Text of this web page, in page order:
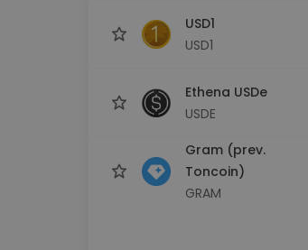
USD1
USD1
Ethena USDe
USDE
Gram (prev.
Toncoin)
GRAM